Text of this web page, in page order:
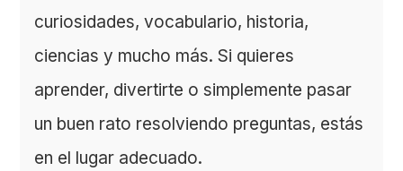
curiosidades, vocabulario, historia,
ciencias y mucho más. Si quieres
aprender, divertirte o simplemente pasar
un buen rato resolviendo preguntas, estás
en el lugar adecuado.